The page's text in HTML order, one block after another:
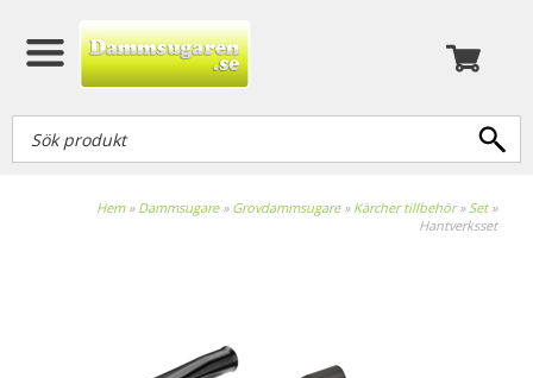
Hem» Dammsugare» Grovdammsugare» Kärcher tillbehör» Set»
Hantverksset